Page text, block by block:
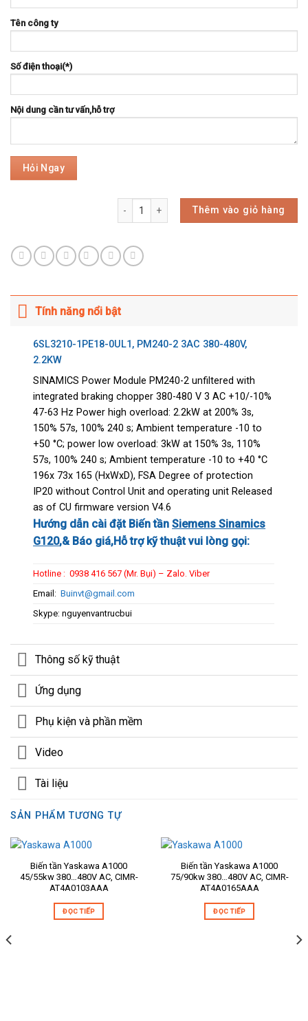
Tên công ty
Số điện thoại(*)
Nội dung cần tư vấn,hỗ trợ
Thêm vào giỏ hàng
Tính năng nổi bật
6SL3210-1PE18-0UL1, PM240-2 3AC 380-480V,
2.2KW
SINAMICS Power Module PM240-2 unfiltered with
integrated braking chopper 380-480 V 3 AC +10/-10%
47-63 Hz Power high overload: 2.2kW at 200% 3s,
150% 57s, 100% 240 s; Ambient temperature -10 to
+50 °C; power low overload: 3kW at 150% 3s, 110%
57s, 100% 240 s; Ambient temperature -10 to +40 °C
196x 73x 165 (HxWxD), FSA Degree of protection
IP20 without Control Unit and operating unit Released
as of CU firmware version V4.6
Hướng dẫn cài đặt Biến tầnSiemens Sinamics
G120,& Báo giá,Hỗ trợ kỹ thuật vui lòng gọi:
Hotline : 0938 416 567 (Mr. Bụi) – Zalo. Viber
Email:Buinvt@gmail.com
Skype: nguyenvantrucbui
Thông số kỹ thuật
Ứng dụng
Phụ kiện và phần mềm
Video
Tài liệu
SẢN PHẨM TƯƠNG TỰ
Biến tần Yaskawa A1000
45/55kw 380…480V AC, CIMR-
AT4A0103AAA
ĐỌC TIẾP
Biến tần Yaskawa A1000
75/90kw 380…480V AC, CIMR-
AT4A0165AAA
ĐỌC TIẾP